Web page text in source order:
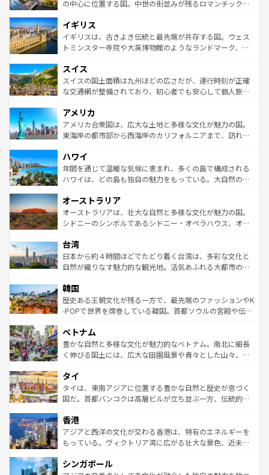
から魅了する。また、フランスは美食の国としても知ら
いる。シャンパンの発祥地であるランス、プロヴァンスの
香り高いラベンダー畑など、多彩な楽しみ方が可能だ。さ
らに、パリ以外の地域にも魅力が溢れており、どの街角に
れる地方に足を運ぶとそれぞれで全く異なる文化を体験で
きるだろう。 なお、新着のフランス情報はコンテンツ一覧
を参照してほしい。
の中心に位置する国。中世の街並みが残るロマンチック街
顔を持つこの国は、どこを歩いても飽きることがない。ベ
ルリンの文化的活気、バイエルン州のアルプスの絶景、そ
してライン川沿いのワイン畑といった風景は必見。ビール
は、お酒好きな人にはぜひ体験してほしい。 なお、新着の
ドイツ情報はコンテンツ一覧を参照してほしい。
イギリス
イギリスは、古きよき伝統と最先端が共存する国。ウェス
トミンスター寺院や大英博物館のようなランドマーク、歴
リアごとに異なる魅力がある。また、優雅なアフタヌーン
ティー、ビール好きにはたまらない英国パブ、サッカー観
戦など、本場だからこそできる体験も豊富。イギリスを旅
ンツ一覧を参照してほしい。
スイス
スイスの国土面積は九州ほどの広さだが、運行時刻が正確
な交通網が整備されており、初心者でも安心して個人旅行
の建物がそのまま残る町や、スイスならではのユニークな
博物館もあり、アルプス観光だけでなく町歩きも満喫する
ことができる。国民の所得が高いため物価も高いが、旅行
ば市内交通費無料で観光を楽しむこともできる。 なお、新
着のスイス情報はコンテンツ一覧 を参照してほしい。
アメリカ
アメリカ合衆国は、広大な土地と多様な文化が魅力の国。
東海岸の都市部から西海岸のカリフォルニアまで、訪れる
のような巨大都市は、観光、ショッピング、エンターテイ
ンメントが詰まった刺激的なスポットだ。一方、アメリカ
西部には大自然が広がり、グランドキャニオンやイエロー
部のニューオーリンズでは、音楽と美食が融合した独特の
文化が魅力。旅行者はアメリカの各地域で異なる魅力を楽
しみながら、その多様性と豊かな歴史を感じることができ
ならではの贅沢な旅のスタイルだ。 なお、新着のアメリカ
情報はコンテンツ一覧を参照してほしい。
ハワイ
年間を通じて温暖な気候に恵まれ、多くの島で構成される
ハワイは、どの島も独自の魅力をもっている。大自然の神
ワイ島は見逃せない。また、定番の観光地といえばオアフ
島だが、静かな自然を求めるならマウイ島やカウアイ島が
おすすめ。エメラルドグリーンに輝く海をはじめ、豊かな
れるおもてなしの心で訪れる人々を迎えてくれるハワイの
人々、おいしいローカルフードやハワイアンミュージッ
ク、伝統的なフラダンスなど、すべてがハワイの魅力を彩
ワイを、存分に味わってほしい。 なお、新着のハワイ情報
はコンテンツ一覧を参照してほしい。
オーストラリア
オーストラリアは、壮大な自然と多様な文化が魅力の国。
シドニーのシンボルであるシドニー・オペラハウス、オー
リアリーフや大陸中央部にそびえるウルル（エアーズロッ
ク）、タスマニアの美しい原生林やケアンズの熱帯雨林な
ど、見どころがたくさん。また、カフェやワイン、オージ
いる。アクティビティも充実しており、サーフィンやダイ
ビング、ハイキングなど、アウトドア好きにはたまらな
い。オーストラリアの多彩な魅力を存分に味わいつくそ
参照してほしい。
台湾
日本から約４時間ほどでたどり着く台湾は、多彩な文化と
自然が織りなす魅力的な観光地。活気あふれる大都市の台
ン）、静ひつな山岳地帯である台湾東部など、都市の喧騒
と山間の静けさが共存しており、訪れる人に新しい発見と
驚きをもたらしてくれる。また、奥深い台湾の食文化も魅
容にもいいと評判のスイーツなど、バラエティ豊かな料理
が味わえる。 なお、新着の台湾情報は コンテンツ一覧を参
照してほしい。
韓国
歴史ある王朝文化が残る一方で、最先端のファッションやK
-POPで世界を席巻している韓国。首都ソウルの宮殿や伝統
き、地方に足を延ばせば四季折々の自然美を楽しむことが
できる。そして、キムチや焼肉、絶品のストリートフード
まで、さまざまな韓国料理が待っている。夜には、韓国な
リティに包まれながら、韓国の多彩な魅力を心ゆくまで味
わってみてほしい。 なお、新着の韓国情報はコンテンツ一
覧を参照してほしい。
ベトナム
豊かな自然と多様な文化が魅力的なベトナム。南北に細長
く伸びる国土には、広大な田園風景や青々とした山々、世
急速な発展と共に伝統が息づく。ハノイの古い町並みやホ
ーチミン市のフランス統治時代の建物も、独特の雰囲気を
醸し出している。また、バラエティの豊かさとおいしさで
とつ。フォーやバインミー、ベトナムコーヒーなどは、ぜ
ひ現地で味わいたい。どの地域を訪れてもあたたかい人々
が旅行者を迎えてくれるので、きっと忘れられない旅にな
参照してほしい。
タイ
タイは、東南アジアに位置する豊かな自然と歴史が息づく
国だ。首都バンコクは高層ビルが立ち並ぶ一方、伝統的な
の活気が交差している。北部ではチェンマイなどの山岳地
帯で自然と触れ合い、南部ではプーケットやクラビの美し
いビーチでリゾート気分を楽しむことができる。タイ料理
激する。気候は一年中温暖で、どの季節にも異なる楽しみ
香港
アジアと西洋の文化が交わる香港は、特有のエネルギーを
もっている。ヴィクトリア湾に広がる壮大な景色、近未来
み、どこを訪れても感動するはず。観光スポットが密集し
シンガポール